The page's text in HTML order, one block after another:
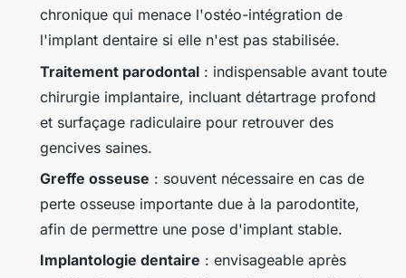
chronique qui menace l'ostéo-intégration de
l'implant dentaire si elle n'est pas stabilisée.
Traitement parodontal : indispensable avant toute
chirurgie implantaire, incluant détartrage profond
et surfaçage radiculaire pour retrouver des
gencives saines.
Greffe osseuse : souvent nécessaire en cas de
perte osseuse importante due à la parodontite,
afin de permettre une pose d'implant stable.
Implantologie dentaire : envisageable après